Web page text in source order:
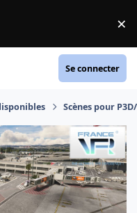
×
Se connecter
Scènes pour